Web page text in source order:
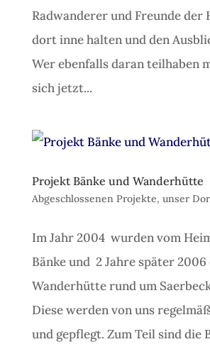
Radwanderer und Freunde der
dort inne halten und den
Wer ebenfalls daran teilhaben
sich jetzt...
Projekt Bänke und Wanderhütte
Abgeschlossenen Projekte, unser
Im Jahr 2004 wurden vom
Bänke und 2 Jahre später 2006
Wanderhütte rund um
Diese werden von uns
und gepflegt. Zum Teil sind die